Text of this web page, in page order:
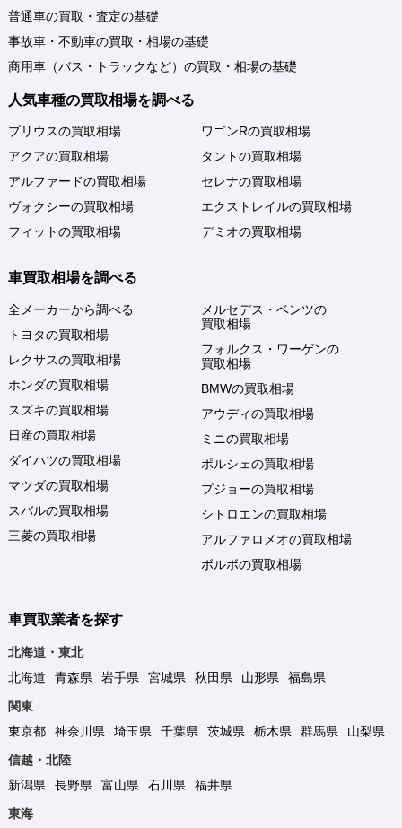
普通車の買取・査定の基礎
事故車・不動車の買取・相場の基礎
商用車（バス・トラックなど）の買取・相場の基礎
人気車種の買取相場を調べる
プリウスの買取相場
アクアの買取相場
アルファードの買取相場
ヴォクシーの買取相場
フィットの買取相場
ワゴンRの買取相場
タントの買取相場
セレナの買取相場
エクストレイルの買取相場
デミオの買取相場
車買取相場を調べる
全メーカーから調べる
トヨタの買取相場
レクサスの買取相場
ホンダの買取相場
スズキの買取相場
日産の買取相場
ダイハツの買取相場
マツダの買取相場
スバルの買取相場
三菱の買取相場
メルセデス・ベンツの
買取相場
フォルクス・ワーゲンの
買取相場
BMWの買取相場
アウディの買取相場
ミニの買取相場
ポルシェの買取相場
プジョーの買取相場
シトロエンの買取相場
アルファロメオの買取相場
ボルボの買取相場
車買取業者を探す
北海道・東北
北海道
青森県 岩手県 宮城県 秋田県 山形県
福島県
関東
東京都
神奈川県 埼玉県 千葉県 茨城県 栃木県 群馬県
山梨県
信越・北陸
新潟県
長野県 富山県 石川県
福井県
東海